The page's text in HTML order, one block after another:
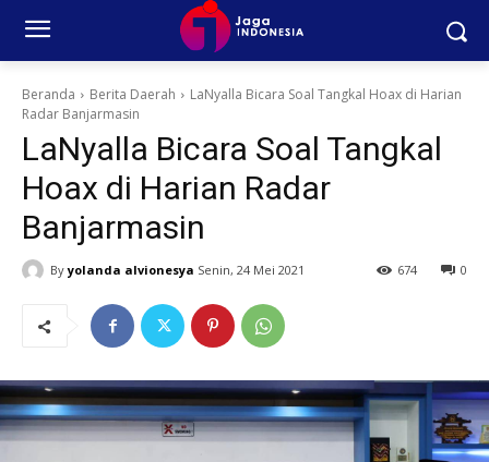
Beranda Berita Daerah
LaNyalla Bicara Soal Tangkal Hoax di Harian
Radar Banjarmasin
LaNyalla Bicara Soal Tangkal
Hoax di Harian Radar
Banjarmasin
By yolanda alvionesya Senin, 24 Mei 2021 0
674